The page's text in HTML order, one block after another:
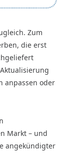
Zum
die erst
anpassen oder
Markt – und
angekündigter